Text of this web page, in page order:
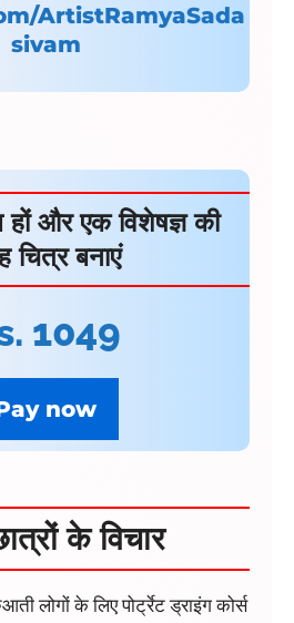
ArtistRamyaSada
sivam
हों और एक विशेषज्ञ की
चित्र बनाएं
1049
now
के विचार
लोगों के लिए पोर्ट्रेट ड्राइंग कोर्स